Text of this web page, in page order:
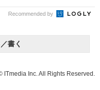
Recommended by
書く
ITmedia Inc. All Rights Reserved.